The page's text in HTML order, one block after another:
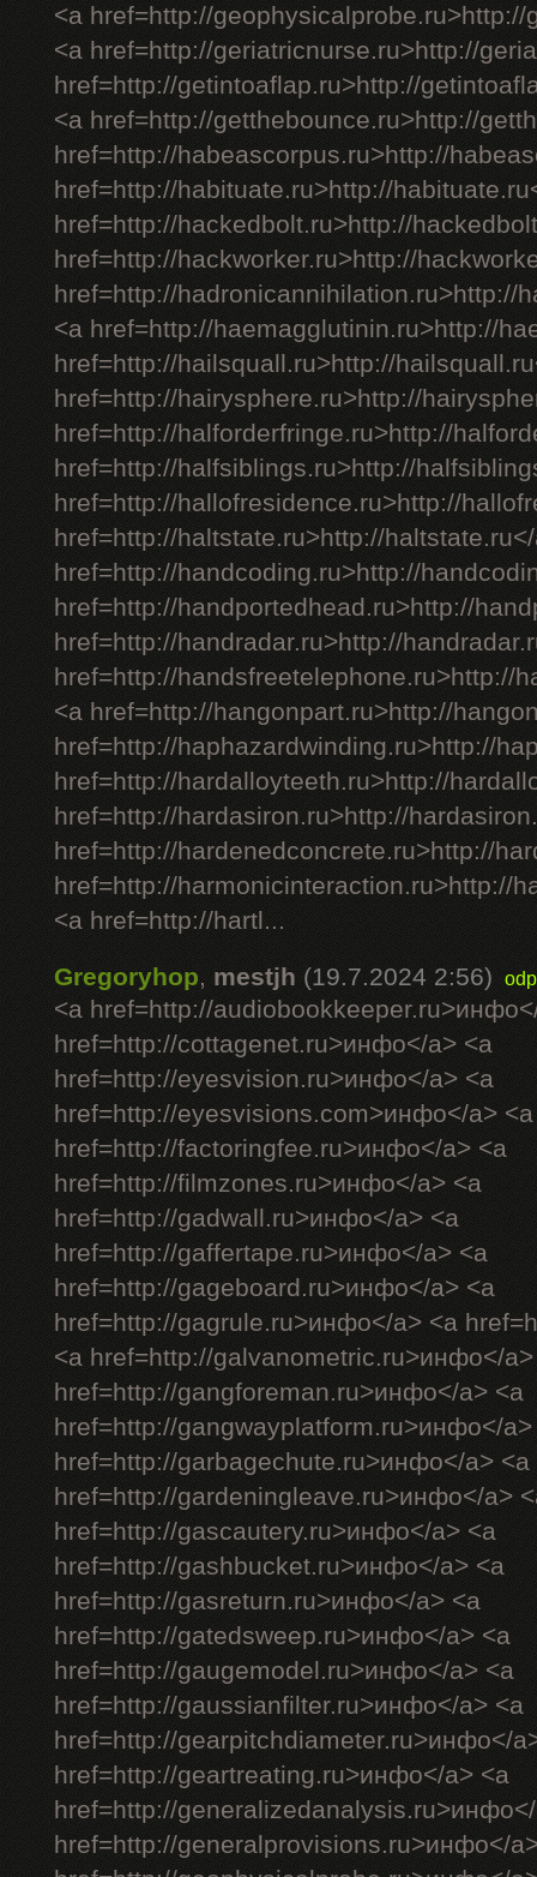
<a href=http://
<a href=http://geriatricnurse.ru>http://
href=http://getintoaflap.ru>http://
<a href=http://getthebounce.ru>http://
href=http://habeascorpus.ru>http://
href=http://habituate.ru>http://
href=http://hackedbolt.ru>http://
href=http://hackworker.ru>http://
href=http://hadronicannihilation.ru>http://
<a href=http://haemagglutinin.ru>http://
href=http://hailsquall.ru>http://
href=http://hairysphere.ru>http://
href=http://halforderfringe.ru>http://
href=http://halfsiblings.ru>http://
href=http://hallofresidence.ru>http://
href=http://haltstate.ru>http://
href=http://handcoding.ru>http://
href=http://handportedhead.ru>http://
href=http://handradar.ru>http://
href=http://handsfreetelephone.ru>http://
<a href=http://hangonpart.ru>http://
href=http://haphazardwinding.ru>http://
href=http://hardalloyteeth.ru>http://
href=http://hardasiron.ru>http://
href=http://hardenedconcrete.ru>http://
href=http://harmonicinteraction.ru>http://
<a href=http://hartl...
Gregoryhop,mestjh (19.7.2024 2:56)
<a href=http://
href=http://cottagenet.ru>инфо</a> <a
href=http://eyesvision.ru>инфо</a> <a
href=http://eyesvisions.com>инфо</a> <a
href=http://factoringfee.ru>инфо</a> <a
href=http://filmzones.ru>инфо</a> <a
href=http://gadwall.ru>инфо</a> <a
href=http://gaffertape.ru>инфо</a> <a
href=http://gageboard.ru>инфо</a> <a
href=http://gagrule.ru>инфо</a> <a
<a href=http://galvanometric.ru>инфо</
href=http://gangforeman.ru>инфо</a> <a
href=http://gangwayplatform.ru>инфо</a>
href=http://garbagechute.ru>инфо</a> <a
href=http://gardeningleave.ru>инфо</a>
href=http://gascautery.ru>инфо</a> <a
href=http://gashbucket.ru>инфо</a> <a
href=http://gasreturn.ru>инфо</a> <a
href=http://gatedsweep.ru>инфо</a> <a
href=http://gaugemodel.ru>инфо</a> <a
href=http://gaussianfilter.ru>инфо</a> <a
href=http://gearpitchdiameter.ru>инфо</
href=http://geartreating.ru>инфо</a> <a
href=http://
href=http://generalprovisions.ru>инфо</